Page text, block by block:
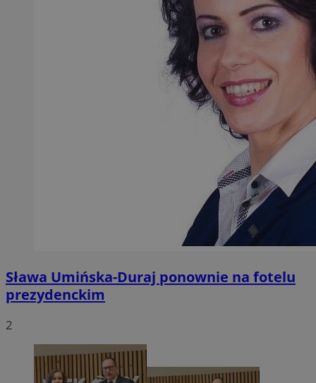
Sława Umińska-Duraj ponownie na fotelu
prezydenckim
2